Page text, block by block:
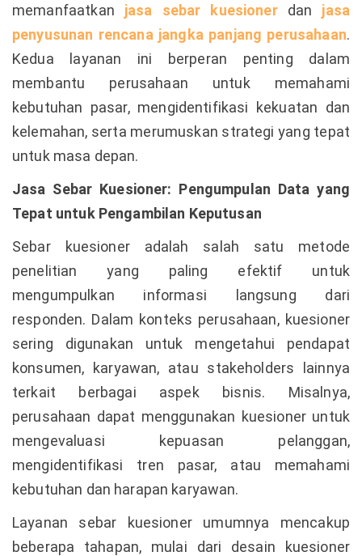
memanfaatkan jasa sebar kuesionerdan jasa
penyusunan rencana jangka panjang perusahaan.
Kedua layanan ini berperan penting dalam
membantu perusahaan untuk memahami
kebutuhan pasar, mengidentifikasi kekuatan dan
kelemahan, serta merumuskan strategi yang tepat
untuk masa depan.
Jasa Sebar Kuesioner: Pengumpulan Data yang
Tepat untuk Pengambilan Keputusan
Sebar kuesioner adalah salah satu metode
penelitian yang paling efektif untuk
mengumpulkan informasi langsung dari
responden. Dalam konteks perusahaan, kuesioner
sering digunakan untuk mengetahui pendapat
konsumen, karyawan, atau stakeholders lainnya
terkait berbagai aspek bisnis. Misalnya,
perusahaan dapat menggunakan kuesioner untuk
mengevaluasi kepuasan pelanggan,
mengidentifikasi tren pasar, atau memahami
kebutuhan dan harapan karyawan.
Layanan sebar kuesioner umumnya mencakup
beberapa tahapan, mulai dari desain kuesioner